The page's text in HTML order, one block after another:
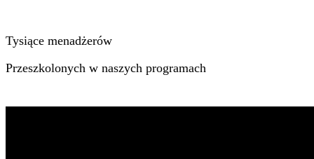
Tysiące menadżerów
Przeszkolonych w naszych programach